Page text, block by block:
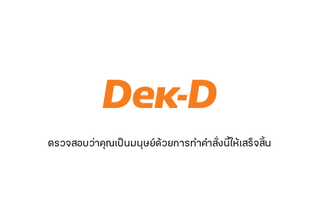
ตรวจสอบว่าคุณเป็นมนุษย์ด้วยการทำคำสั่งนี้ให้เสร็จสิ้น